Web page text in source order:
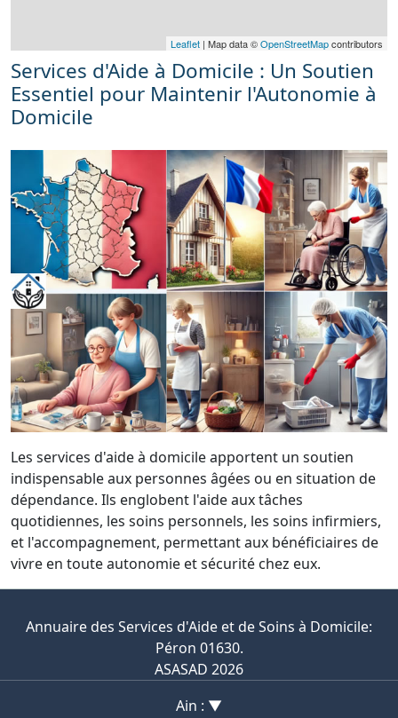
Leaflet | Map data ©OpenStreetMapcontributors
Services d'Aide à Domicile : Un Soutien
Essentiel pour Maintenir l'Autonomie à
Domicile
Les services d'aide à domicile apportent un soutien
indispensable aux personnes âgées ou en situation de
dépendance. Ils englobent l'aide aux tâches
quotidiennes, les soins personnels, les soins infirmiers,
et l'accompagnement, permettant aux bénéficiaires de
vivre en toute autonomie et sécurité chez eux.
Annuaire des Services d'Aide et de Soins à Domicile:
Péron 01630.
ASASAD 2026
Ain : ▼